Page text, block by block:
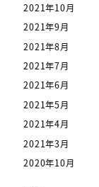
2021年10月
2021年9月
2021年8月
2021年7月
2021年6月
2021年5月
2021年4月
2021年3月
2020年10月